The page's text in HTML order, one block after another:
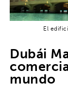
El
Dubái
mundo